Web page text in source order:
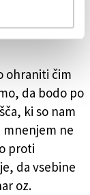
svetovih je
ohraniti čim
da bodo po
ki so nam
mnenjem ne
proti
da vsebine
oz.